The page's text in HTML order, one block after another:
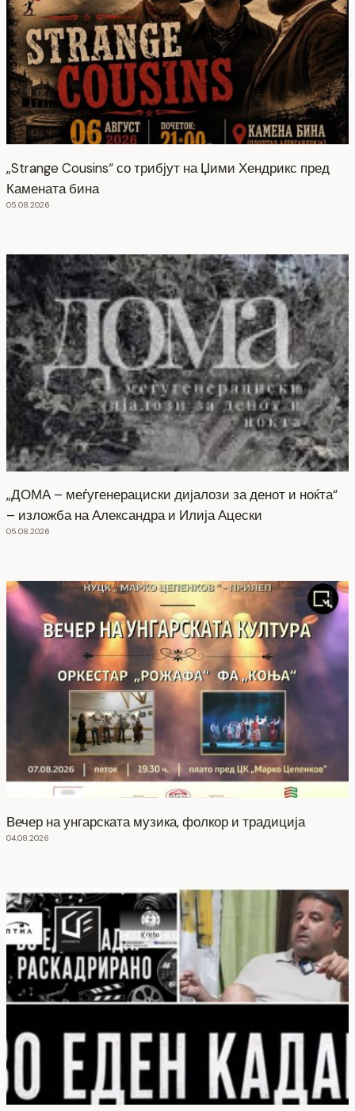
„Strange Cousins“ со трибјут на Џими Хендрикс пред
Камената бина
05.08.2026
„ДОМА – меѓугенерациски дијалози за денот и ноќта“
– изложба на Александра и Илија Ацески
05.08.2026
Вечер на унгарската музика, фолкор и традиција
04.08.2026